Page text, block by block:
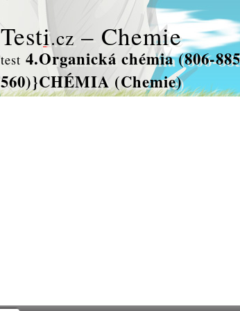
Testi.cz – Chemie
test 4.Organická chémia (806-
560)}CHÉMIA (Chemie)